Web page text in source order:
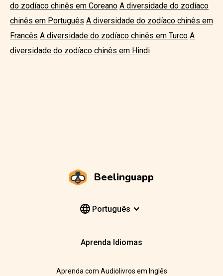
do zodíaco chinês em Coreano A diversidade do zodíaco
chinês em Português A diversidade do zodíaco chinês em
Francês A diversidade do zodíaco chinês em Turco A
diversidade do zodíaco chinês em Hindi
Beelinguapp
Português
Aprenda Idiomas
Aprenda com Audiolivros em Inglês